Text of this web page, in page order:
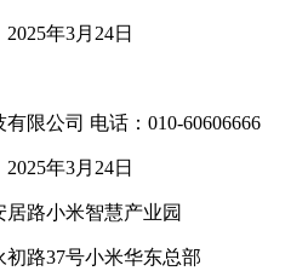
年3月24日
限公司 电话：010-60606666
年3月24日
路小米智慧产业园
路37号小米华东总部